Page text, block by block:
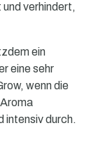
verhindert,
ein
eine sehr
wenn die
intensiv durch.